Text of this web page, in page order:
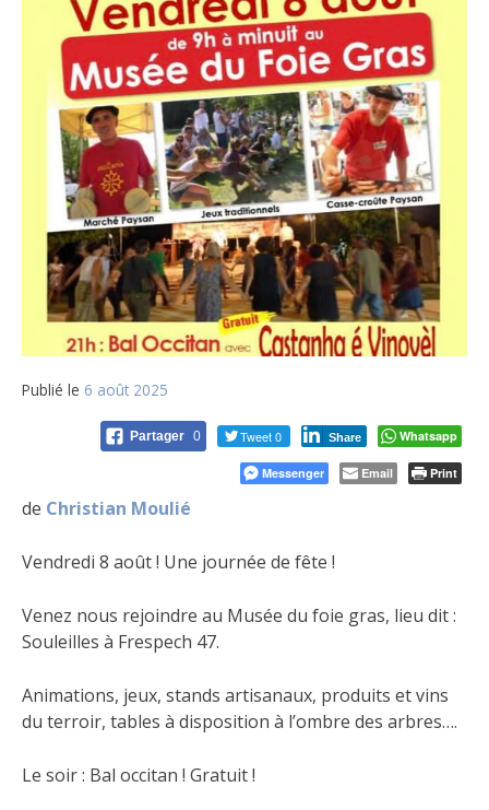
Publié le 6 août 2025
Partager 0 Tweet 0 Share Whatsapp
Messenger Email Print
de Christian Moulié
Vendredi 8 août ! Une journée de fête !
Venez nous rejoindre au Musée du foie gras, lieu dit :
Souleilles à Frespech 47.
Animations, jeux, stands artisanaux, produits et vins
du terroir, tables à disposition à l’ombre des arbres….
Le soir : Bal occitan ! Gratuit !